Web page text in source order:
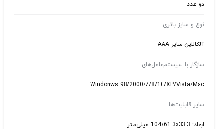
دو عدد
نوع و سایز باتری
آلکالاین سایز AAA
سازگار با سیستم‌عامل‌های
Windonws 98/2000/7/8/10/XP/Vista/Mac
سایر قابلیت‌ها
ابعاد: 104x61.3x33.3 میلی‌متر